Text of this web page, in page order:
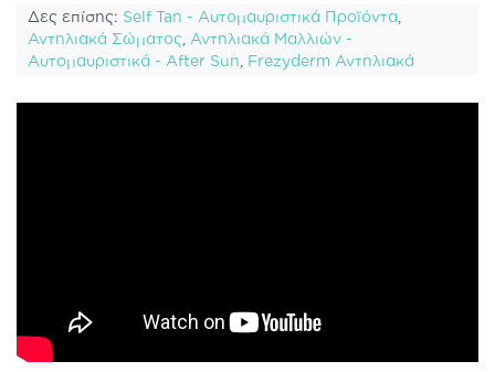
Δες επίσης: Self Tan - Αυτομαυριστικά Προϊόντα,
Αντηλιακά Σώματος, Αντηλιακά Μαλλιών -
Αυτομαυριστικά - After Sun, Frezyderm Αντηλιακά